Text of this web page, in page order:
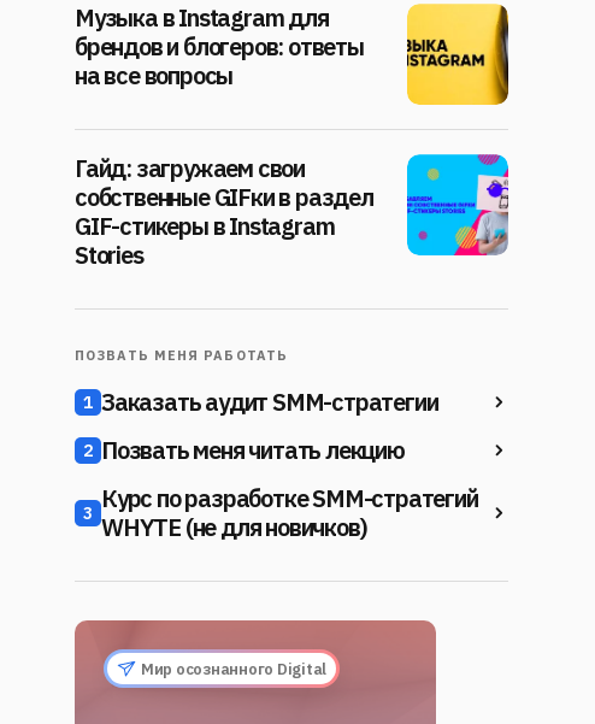
Музыка в Instagram для
брендов и блогеров: ответы
на все вопросы
Гайд: загружаем свои
собственные GIFки в раздел
GIF-стикеры в Instagram
Stories
ПОЗВАТЬ МЕНЯ РАБОТАТЬ
1 Заказать аудит SMM-стратегии
2 Позвать меня читать лекцию
3 Курс по разработке SMM-стратегий
WHYTE (не для новичков)
Мир осознанного Digital